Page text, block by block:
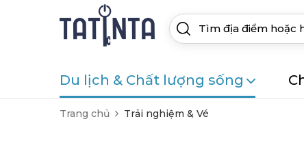
Du lịch & Chất lượng sống
Trang chủ Trải nghiệm & Vé